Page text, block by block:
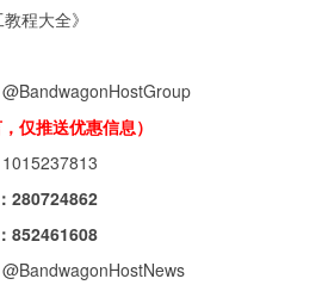
程大全》
@BandwagonHostGroup
仅推送优惠信息）
1015237813
280724862
852461608
@BandwagonHostNews